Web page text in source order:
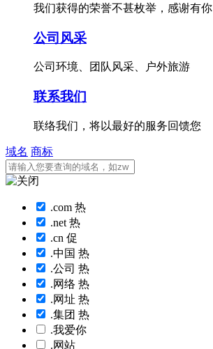
我们获得的荣誉不甚枚举，感谢有你
公司风采
公司环境、团队风采、户外旅游
联系我们
联络我们，将以最好的服务回馈您
域名 商标
.com 热
.net 热
.cn 促
.中国 热
.公司 热
.网络 热
.网址 热
.集团 热
.我爱你
.网站